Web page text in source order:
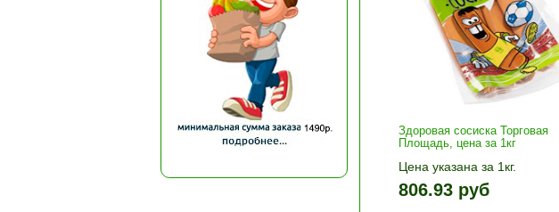
Здоровая сосиска Торговая
Площадь, цена за 1кг
Цена указана за 1кг.
1кг прибавляется кнопками
и «-». Выбрав количество,
806.93 руб